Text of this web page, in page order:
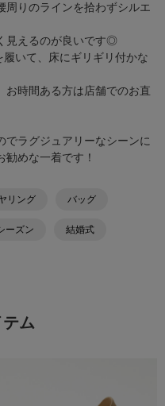
周りのラインを拾わずシルエ
見えるのが良いです◎
いて、床にギリギリ付かな
お時間ある方は店舗でのお直
でラグジュアリーなシーンに
めな一着です！
リング バッグ
ーズン 結婚式
ム